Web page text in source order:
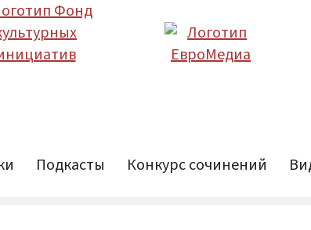
Подкасты Конкурс сочинений